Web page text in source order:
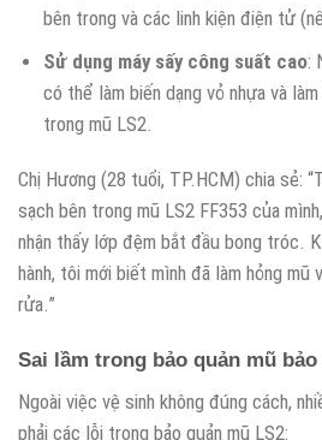
bên trong và các linh kiện điện tử
Sử dụng máy sấy công suất cao:
có thể làm biến dạng vỏ nhựa và
trong mũ LS2.
Chị Hương (28 tuổi, TP.HCM) chia sẻ:
sạch bên trong mũ LS2 FF353 của
nhận thấy lớp đệm bắt đầu bong tróc.
hành, tôi mới biết mình đã làm hỏng
rửa.”
Sai lầm trong bảo quản mũ bảo
Ngoài việc vệ sinh không đúng cách,
phải các lỗi trong bảo quản mũ LS2: